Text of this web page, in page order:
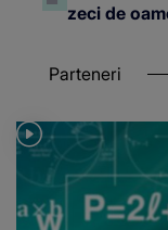
zeci de
Parteneri